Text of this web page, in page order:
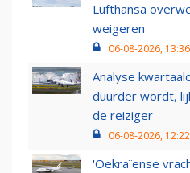
Lufthansa
weigeren
06-08-2026, 13:36
Analyse
duurder wordt,
de reiziger
06-08-2026, 12:22
'Oekraïense